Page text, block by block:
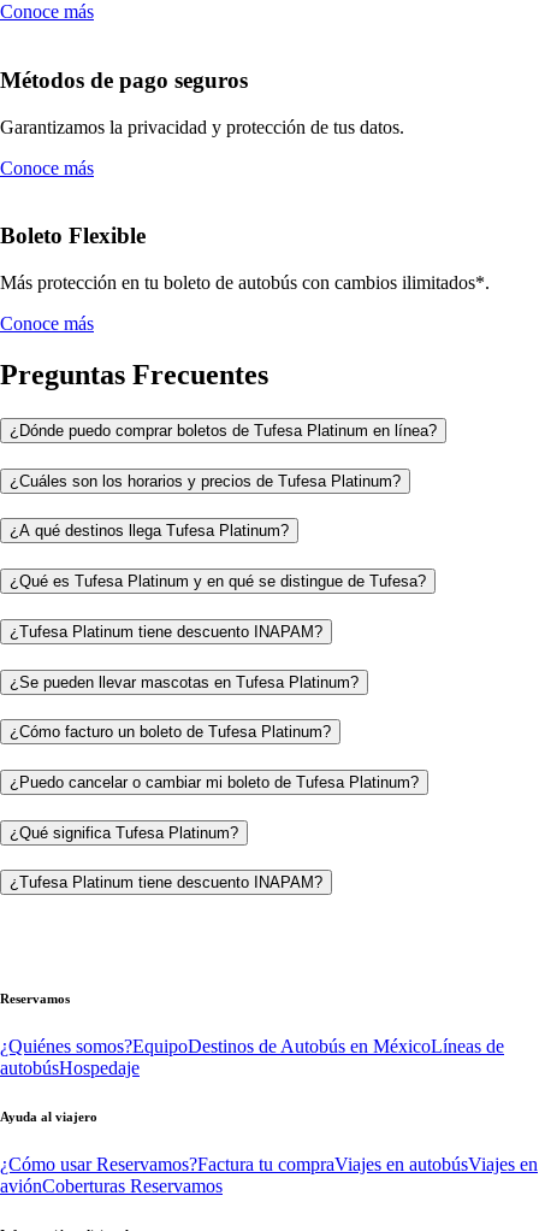
Conoce más
Métodos de pago seguros
Garantizamos la privacidad y protección de tus datos.
Conoce más
Boleto Flexible
Más protección en tu boleto de autobús con cambios ilimitados*.
Conoce más
Preguntas Frecuentes
¿Dónde puedo comprar boletos de Tufesa Platinum en línea?
¿Cuáles son los horarios y precios de Tufesa Platinum?
¿A qué destinos llega Tufesa Platinum?
¿Qué es Tufesa Platinum y en qué se distingue de Tufesa?
¿Tufesa Platinum tiene descuento INAPAM?
¿Se pueden llevar mascotas en Tufesa Platinum?
¿Cómo facturo un boleto de Tufesa Platinum?
¿Puedo cancelar o cambiar mi boleto de Tufesa Platinum?
¿Qué significa Tufesa Platinum?
¿Tufesa Platinum tiene descuento INAPAM?
Reservamos
¿Quiénes somos?EquipoDestinos de Autobús en MéxicoLíneas de
autobúsHospedaje
Ayuda al viajero
¿Cómo usar Reservamos?Factura tu compraViajes en autobúsViajes en
aviónCoberturas Reservamos